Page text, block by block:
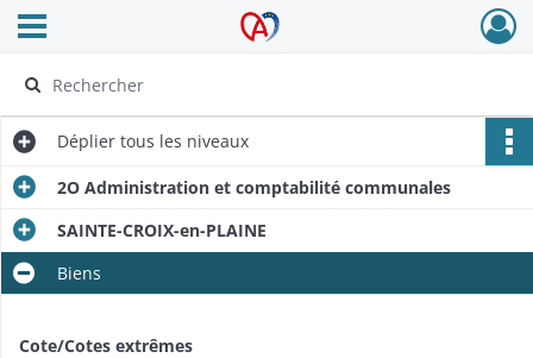
Archives Alsace - Colmar
Ouvrir le menu déroulant
Déplier tous les niveaux
2O Administration et comptabilité communales
SAINTE-CROIX-en-PLAINE
Biens
Cote/Cotes extrêmes